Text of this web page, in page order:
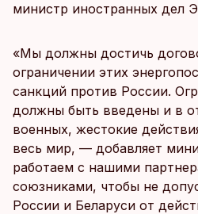
министр иностранных дел
«Мы должны достичь
ограничении этих
санкций против России.
должны быть введены и в
военных, жестокие
весь мир, — добавляет
работаем с нашими
союзниками, чтобы не
России и Беларуси от